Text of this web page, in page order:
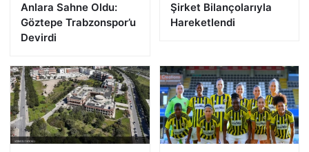
Anlara Sahne Oldu:
Göztepe Trabzonspor’u
Devirdi
Şirket Bilançolarıyla
Hareketlendi